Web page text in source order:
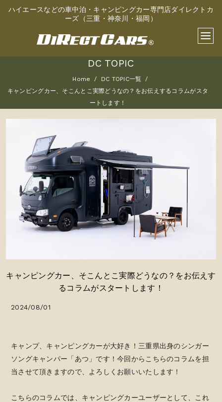
ハイエースなどの車中泊・キャンピングカー専門店ダイレクトカ
ーズ（三重・神奈川・福岡）
DC TOPIC
Home
DC TOPIC一覧
キャンピングカー、そこんとこ実際どうなの？をお伝えするコラムがスタ
ートします！
キャンピングカー、そこんとこ実際どうなの？をお伝えす
るコラムがスタートします！
2024/08/01
キャンプ、キャンピングカーが大好き！三重県出身のシンガー
ソングキャンパー「あつ」です！今回からこちらのコラムを担
当させて頂きますので、よろしくお願いいたします！
こちらのコラムでは、キャンピングカーユーザーとして、これ